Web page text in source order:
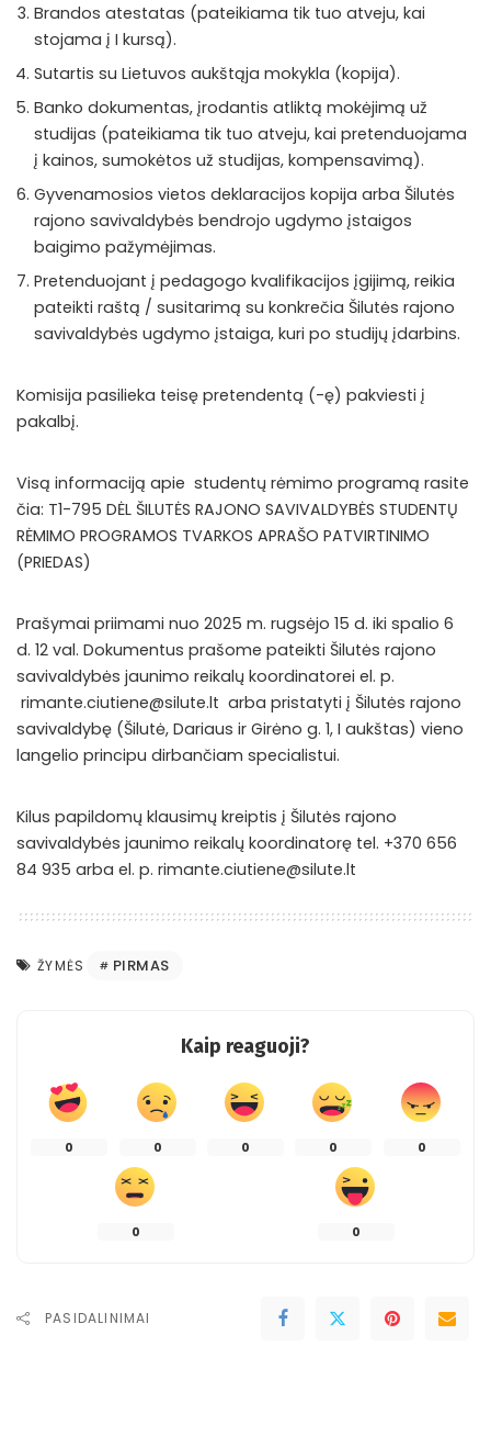
Brandos atestatas (pateikiama tik tuo atveju, kai
stojama į I kursą).
Sutartis su Lietuvos aukštąja mokykla (kopija).
Banko dokumentas, įrodantis atliktą mokėjimą už
studijas (pateikiama tik tuo atveju, kai pretenduojama
į kainos, sumokėtos už studijas, kompensavimą).
Gyvenamosios vietos deklaracijos kopija arba Šilutės
rajono savivaldybės bendrojo ugdymo įstaigos
baigimo pažymėjimas.
Pretenduojant į pedagogo kvalifikacijos įgijimą, reikia
pateikti raštą / susitarimą su konkrečia Šilutės rajono
savivaldybės ugdymo įstaiga, kuri po studijų įdarbins.
Komisija pasilieka teisę pretendentą (-ę) pakviesti į
pakalbį.
Visą informaciją apie studentų rėmimo programą rasite
čia: T1-795 DĖL ŠILUTĖS RAJONO SAVIVALDYBĖS STUDENTŲ
RĖMIMO PROGRAMOS TVARKOS APRAŠO PATVIRTINIMO
(PRIEDAS)
Prašymai priimami nuo 2025 m. rugsėjo 15 d. iki spalio 6
d. 12 val. Dokumentus prašome pateikti Šilutės rajono
savivaldybės jaunimo reikalų koordinatorei el. p.
rimante.ciutiene@silute.lt arba pristatyti į Šilutės rajono
savivaldybę (Šilutė, Dariaus ir Girėno g. 1, I aukštas) vieno
langelio principu dirbančiam specialistui.
Kilus papildomų klausimų kreiptis į Šilutės rajono
savivaldybės jaunimo reikalų koordinatorę tel. +370 656
84 935 arba el. p. rimante.ciutiene@silute.lt
ŽYMĖS PIRMAS
Kaip reaguoji?
0 0 0 0 0
0 0
PASIDALINIMAI